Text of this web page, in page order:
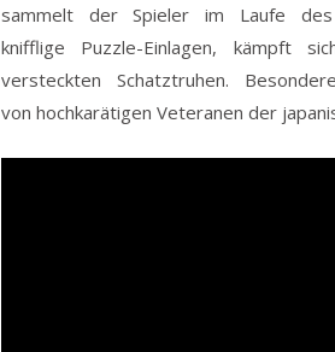
sammelt der Spieler im Laufe
knifflige Puzzle-Einlagen, kämpft
versteckten Schatztruhen.
von hochkarätigen Veteranen der